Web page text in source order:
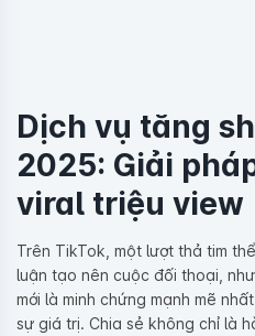
Dịch vụ tăng
2025: Giải
viral triệu view
Trên TikTok, một lượt thả tim
luận tạo nên cuộc đối thoại,
mới là minh chứng mạnh mẽ
sự giá trị. Chia sẻ không chỉ là